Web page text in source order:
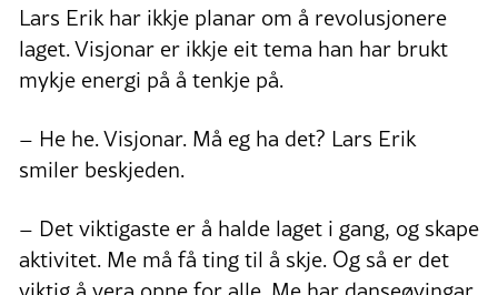
Lars Erik har ikkje planar om å revolusjonere
laget. Visjonar er ikkje eit tema han har brukt
mykje energi på å tenkje på.
– He he. Visjonar. Må eg ha det? Lars Erik
smiler beskjeden.
– Det viktigaste er å halde laget i gang, og skape
aktivitet. Me må få ting til å skje. Og så er det